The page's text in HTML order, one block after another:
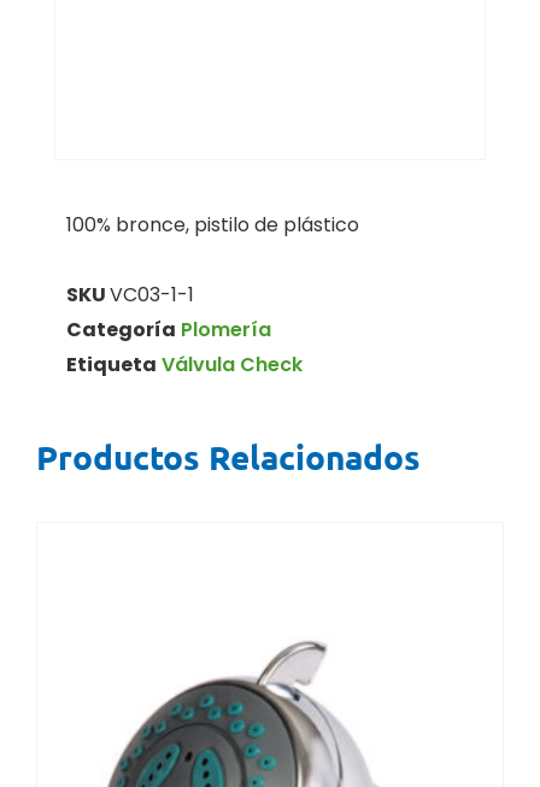
100% bronce, pistilo de plástico
SKUVC03-1-1
Categoría Plomería
Etiqueta Válvula Check
Productos Relacionados